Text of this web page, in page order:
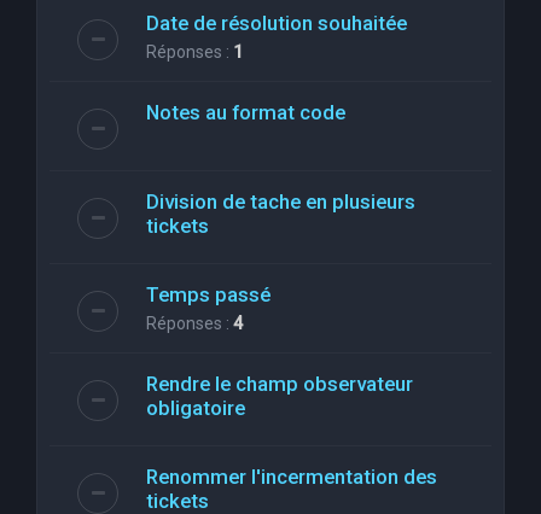
Date de résolution souhaitée
Réponses : 1
Notes au format code
Division de tache en plusieurs
tickets
Temps passé
Réponses : 4
Rendre le champ observateur
obligatoire
Renommer l'incermentation des
tickets